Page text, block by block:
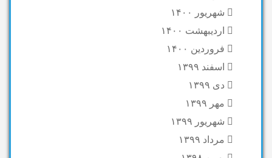
شهریور ۱۴۰۰
اردیبهشت ۱۴۰۰
فروردین ۱۴۰۰
اسفند ۱۳۹۹
دی ۱۳۹۹
مهر ۱۳۹۹
شهریور ۱۳۹۹
مرداد ۱۳۹۹